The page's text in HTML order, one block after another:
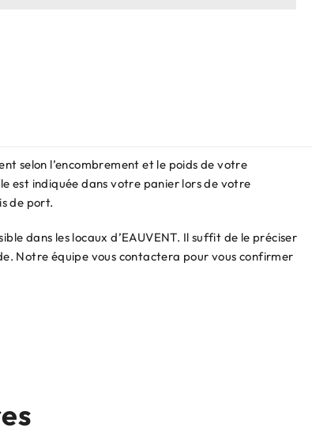
selon l’encombrement et le poids de votre
est indiquée dans votre panier lors de votre
de port.
dans les locaux d’EAUVENT. Il suffit de le préciser
Notre équipe vous contactera pour vous confirmer